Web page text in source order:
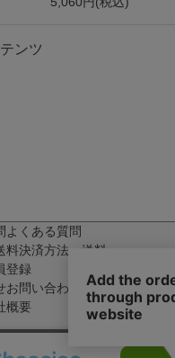
ンツ
よくある質問
決済方法・送料
登録
お問い合わせ
概要